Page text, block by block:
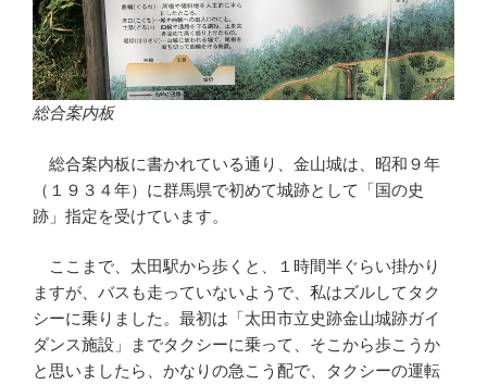
総合案内板
総合案内板に書かれている通り、金山城は、昭和９年
（１９３４年）に群馬県で初めて城跡として「国の史
跡」指定を受けています。
ここまで、太田駅から歩くと、１時間半ぐらい掛かり
ますが、バスも走っていないようで、私はズルしてタク
シーに乗りました。最初は「太田市立史跡金山城跡ガイ
ダンス施設」までタクシーに乗って、そこから歩こうか
と思いましたら、かなりの急こう配で、タクシーの運転